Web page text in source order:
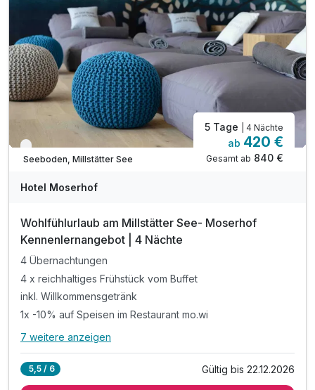
inkl. Badetasche mit Bademantel &-tücher
inkl. Parkplatz direkt vor dem Hotel
Verfügbar bis Dezember
Seeboden, Millstätter See
5 Tage | 4 Nächte
ab 420 €
Gesamt ab 840 €
Hotel Moserhof
Wohlfühlurlaub am Millstätter See- Moserhof
Kennenlernangebot | 4 Nächte
4 Übernachtungen
4 x reichhaltiges Frühstück vom Buffet
inkl. Willkommensgetränk
1x -10% auf Speisen im Restaurant mo.wi
Alle Inklusivleistungen
7 weitere anzeigen
5,5 / 6 Gültig bis 22.12.2026